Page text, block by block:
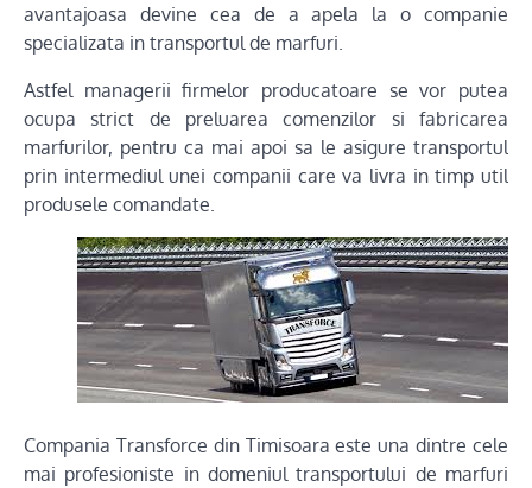
avantajoasa devine cea de a apela la o companie
specializata in transportul de marfuri.
Astfel managerii firmelor producatoare se vor putea
ocupa strict de preluarea comenzilor si fabricarea
marfurilor, pentru ca mai apoi sa le asigure transportul
prin intermediul unei companii care va livra in timp util
produsele comandate.
Compania Transforce din Timisoara este una dintre cele
mai profesioniste in domeniul transportului de marfuri